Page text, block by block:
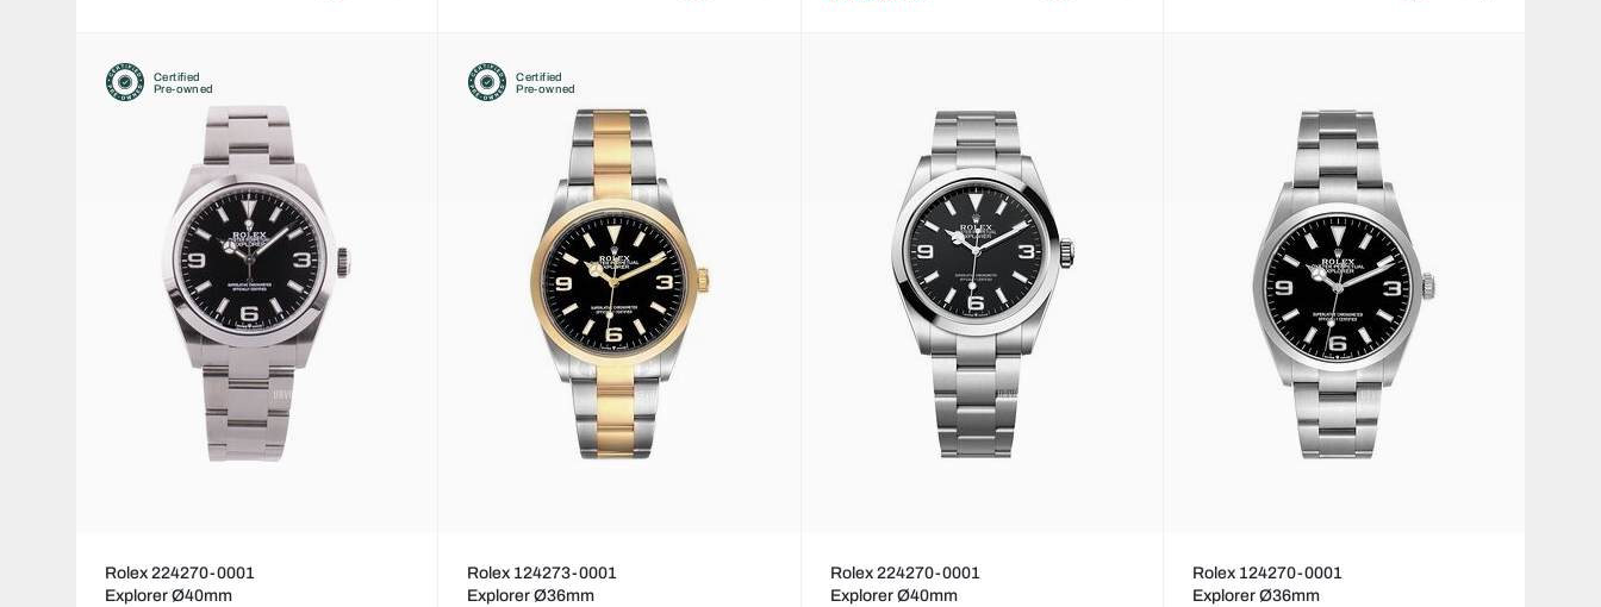
Certified
Pre-owned
Rolex 224270-0001
Explorer Ø40mm
Certified
Pre-owned
Rolex 124273-0001
Explorer Ø36mm
Rolex 224270-0001
Explorer Ø40mm
Rolex 124270-0001
Explorer Ø36mm